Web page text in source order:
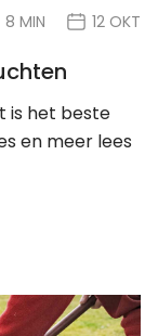
8 MIN 12 OKT
is het beste
en meer lees